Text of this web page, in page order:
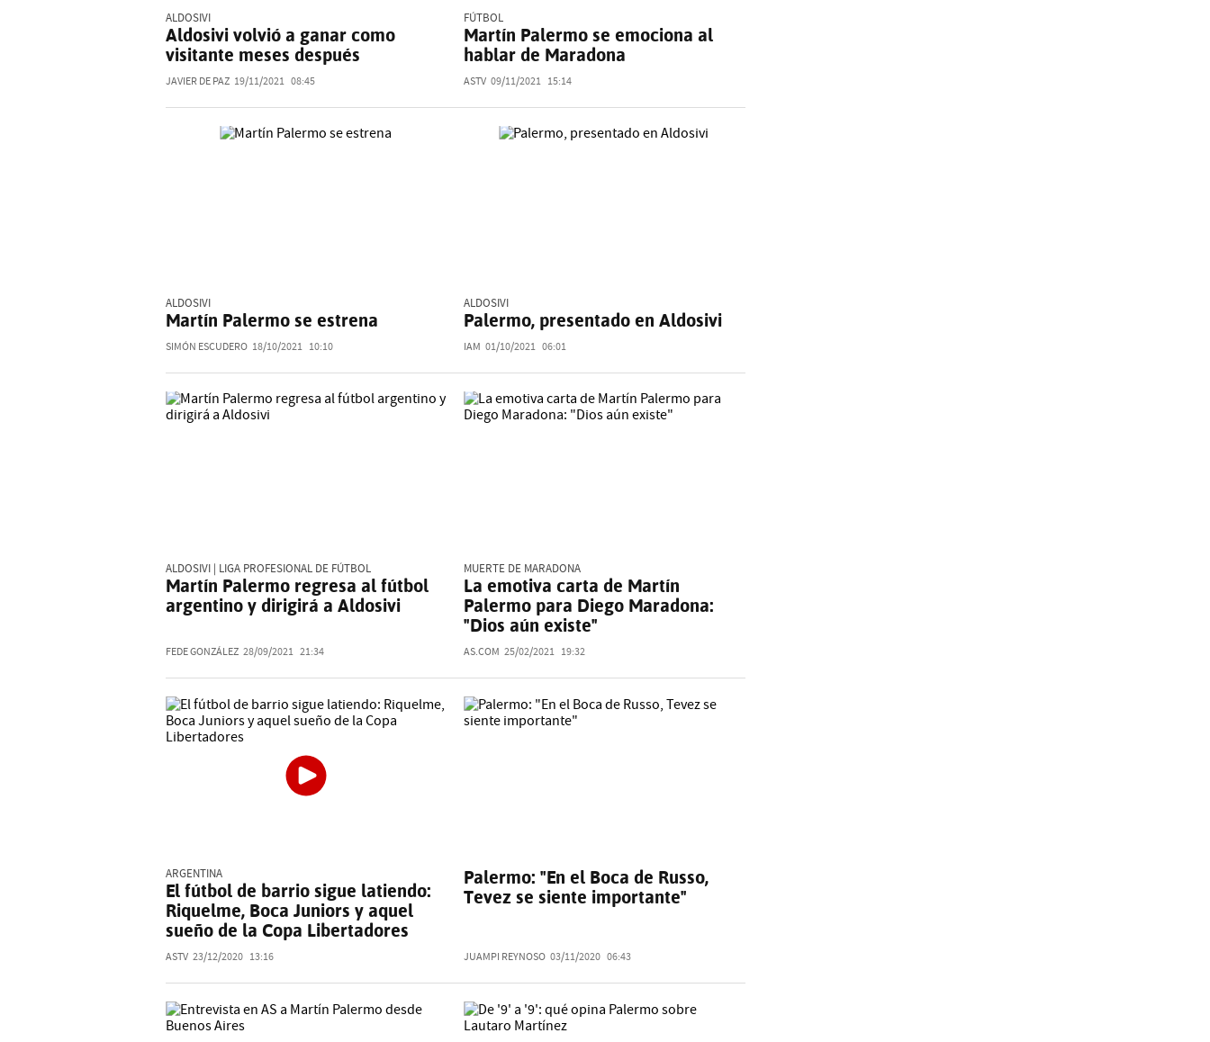
ALDOSIVI
Aldosivi volvió a ganar como
visitante meses después
JAVIER DE PAZ 19/11/2021 08:45
FÚTBOL
Martín Palermo se emociona al
hablar de Maradona
ASTV 09/11/2021 15:14
ALDOSIVI
Martín Palermo se estrena
SIMÓN ESCUDERO 18/10/2021 10:10
ALDOSIVI
Palermo, presentado en Aldosivi
IAM 01/10/2021 06:01
ALDOSIVI | LIGA PROFESIONAL DE FÚTBOL
Martín Palermo regresa al fútbol
argentino y dirigirá a Aldosivi
FEDE GONZÁLEZ 28/09/2021 21:34
MUERTE DE MARADONA
La emotiva carta de Martín
Palermo para Diego Maradona:
"Dios aún existe"
AS.COM 25/02/2021 19:32
ARGENTINA
El fútbol de barrio sigue latiendo:
Riquelme, Boca Juniors y aquel
sueño de la Copa Libertadores
ASTV 23/12/2020 13:16
Palermo: "En el Boca de Russo,
Tevez se siente importante"
JUAMPI REYNOSO 03/11/2020 06:43